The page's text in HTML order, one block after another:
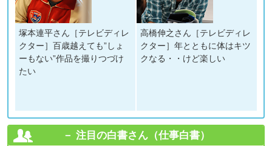
塚本連平さん［テレビディレ
クター］百歳越えても”しょ
ーもない”作品を撮りつづけ
たい
高橋伸之さん［テレビディレ
クター］年とともに体はキツ
クなる・・けど楽しい
注目の白書さん（仕事白書）